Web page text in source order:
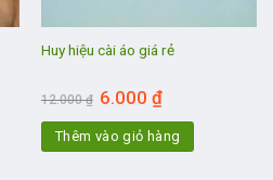
Huy hiệu cài áo giá rẻ
12.000₫ Giá
gốc
là:
12.000 ₫.
6.000₫Giá
tại
là:
6.000 ₫.
Thêm vào giỏ hàng